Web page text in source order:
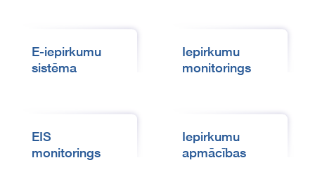
E-iepirkumu
sistēma
Iepirkumu
monitorings
EIS
monitorings
Iepirkumu
apmācības